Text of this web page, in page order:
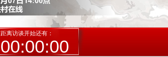
距离访谈开始还有：
00:00:00